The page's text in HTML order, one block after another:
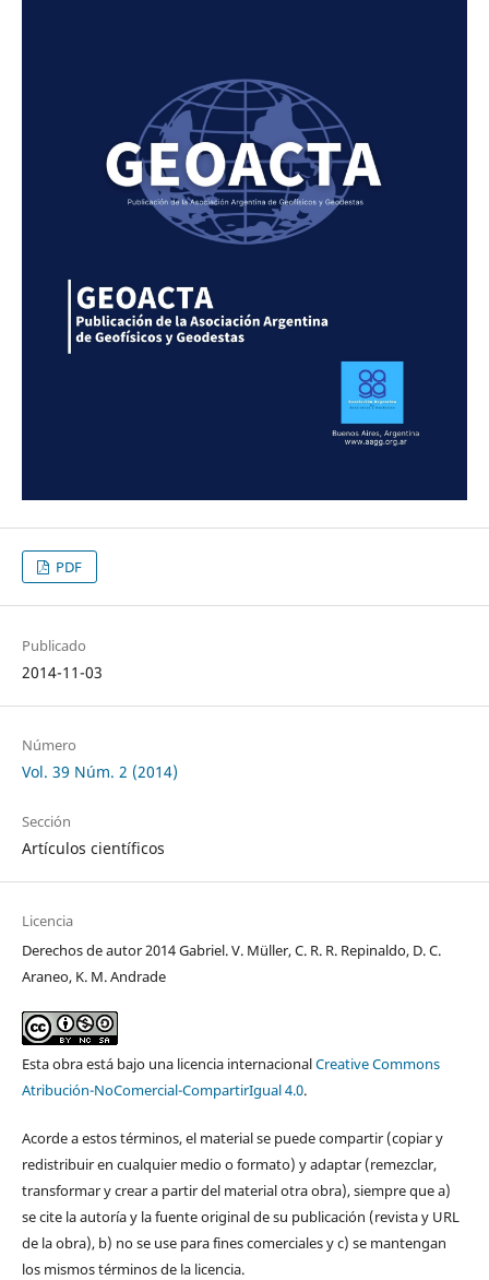
PDF
Publicado
2014-11-03
Número
Vol. 39 Núm. 2 (2014)
Sección
Artículos científicos
Licencia
Derechos de autor 2014 Gabriel. V. Müller, C. R. R. Repinaldo, D. C.
Araneo, K. M. Andrade
Esta obra está bajo una licencia internacionalCreative Commons
Atribución-NoComercial-CompartirIgual 4.0.
Acorde a estos términos, el material se puede compartir (copiar y
redistribuir en cualquier medio o formato) y adaptar (remezclar,
transformar y crear a partir del material otra obra), siempre que a)
se cite la autoría y la fuente original de su publicación (revista y URL
de la obra), b) no se use para fines comerciales y c) se mantengan
los mismos términos de la licencia.